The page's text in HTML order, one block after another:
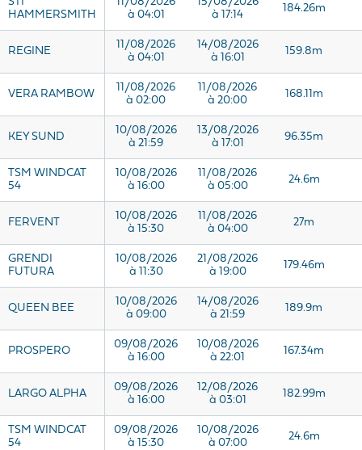
HAMMERSMITH
à 04:01
à 17:14
184.26m
REGINE
11/08/2026
à 04:01
14/08/2026
à 16:01
159.8m
VERA RAMBOW
11/08/2026
à 02:00
11/08/2026
à 20:00
168.11m
KEY SUND
10/08/2026
à 21:59
13/08/2026
à 17:01
96.35m
TSM WINDCAT
54
10/08/2026
à 16:00
11/08/2026
à 05:00
24.6m
FERVENT
10/08/2026
à 15:30
11/08/2026
à 04:00
27m
GRENDI
FUTURA
10/08/2026
à 11:30
21/08/2026
à 19:00
179.46m
QUEEN BEE
10/08/2026
à 09:00
14/08/2026
à 21:59
189.9m
PROSPERO
09/08/2026
à 16:00
10/08/2026
à 22:01
167.34m
LARGO ALPHA
09/08/2026
à 16:00
12/08/2026
à 03:01
182.99m
TSM WINDCAT
54
09/08/2026
à 15:30
10/08/2026
à 07:00
24.6m